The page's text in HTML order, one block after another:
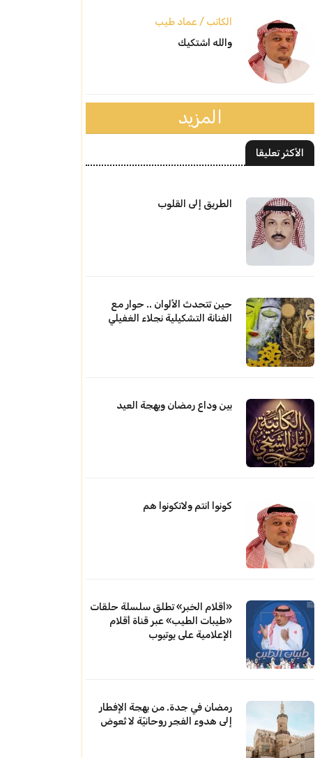
الكاتب / عماد طيب
والله اشتكيك
المزيد
الأكثر تعليقا
الطريق إلى القلوب
حين تتحدث الألوان .. حوار مع
الفنانة التشكيلية نجلاء الغفيلي
بين وداع رمضان وبهجة العيد
كونوا انتم ولاتكونوا هم
«أقلام الخبر» تطلق سلسلة حلقات
«طيبات الطيب» عبر قناة أقلام
الإعلامية على يوتيوب
رمضان في جدة. من بهجة الإفطار
إلى هدوء الفجر روحانيّة لا تُعوض